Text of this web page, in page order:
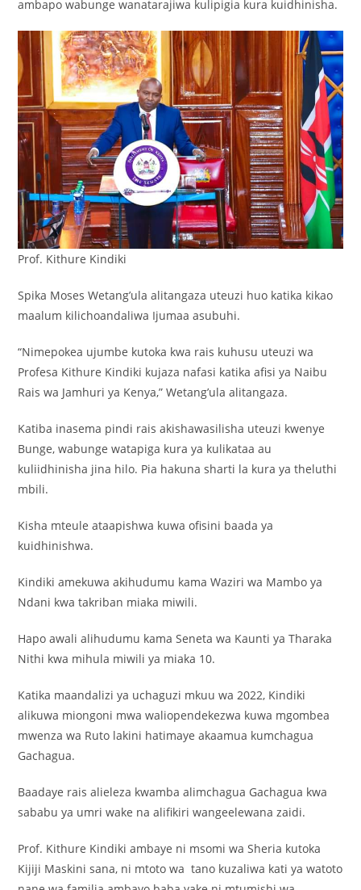
ambapo wabunge wanatarajiwa kulipigia kura kuidhinisha.
Prof. Kithure Kindiki
Spika Moses Wetang’ula alitangaza uteuzi huo katika kikao
maalum kilichoandaliwa Ijumaa asubuhi.
“Nimepokea ujumbe kutoka kwa rais kuhusu uteuzi wa
Profesa Kithure Kindiki kujaza nafasi katika afisi ya Naibu
Rais wa Jamhuri ya Kenya,” Wetang’ula alitangaza.
Katiba inasema pindi rais akishawasilisha uteuzi kwenye
Bunge, wabunge watapiga kura ya kulikataa au
kuliidhinisha jina hilo. Pia hakuna sharti la kura ya theluthi
mbili.
Kisha mteule ataapishwa kuwa ofisini baada ya
kuidhinishwa.
Kindiki amekuwa akihudumu kama Waziri wa Mambo ya
Ndani kwa takriban miaka miwili.
Hapo awali alihudumu kama Seneta wa Kaunti ya Tharaka
Nithi kwa mihula miwili ya miaka 10.
Katika maandalizi ya uchaguzi mkuu wa 2022, Kindiki
alikuwa miongoni mwa waliopendekezwa kuwa mgombea
mwenza wa Ruto lakini hatimaye akaamua kumchagua
Gachagua.
Baadaye rais alieleza kwamba alimchagua Gachagua kwa
sababu ya umri wake na alifikiri wangeelewana zaidi.
Prof. Kithure Kindiki ambaye ni msomi wa Sheria kutoka
Kijiji Maskini sana, ni mtoto wa tano kuzaliwa kati ya watoto